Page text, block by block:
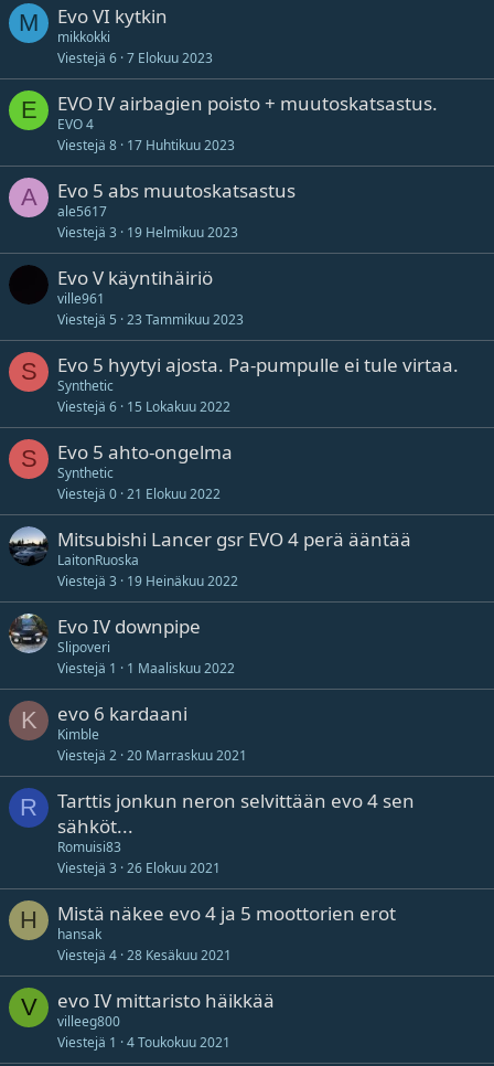
M Evo VI kytkin
mikkokki
Viestejä 6 7 Elokuu 2023
E EVO IV airbagien poisto + muutoskatsastus.
EVO 4
Viestejä 8 17 Huhtikuu 2023
A Evo 5 abs muutoskatsastus
ale5617
Viestejä 3 19 Helmikuu 2023
Evo V käyntihäiriö
ville961
Viestejä 5 23 Tammikuu 2023
S Evo 5 hyytyi ajosta. Pa-pumpulle ei tule virtaa.
Synthetic
Viestejä 6 15 Lokakuu 2022
S Evo 5 ahto-ongelma
Synthetic
Viestejä 0 21 Elokuu 2022
Mitsubishi Lancer gsr EVO 4 perä ääntää
LaitonRuoska
Viestejä 3 19 Heinäkuu 2022
Evo IV downpipe
Slipoveri
Viestejä 1 1 Maaliskuu 2022
K evo 6 kardaani
Kimble
Viestejä 2 20 Marraskuu 2021
R
Tarttis jonkun neron selvittään evo 4 sen
sähköt...
Romuisi83
Viestejä 3 26 Elokuu 2021
H Mistä näkee evo 4 ja 5 moottorien erot
hansak
Viestejä 4 28 Kesäkuu 2021
V evo IV mittaristo häikkää
villeeg800
Viestejä 1 4 Toukokuu 2021